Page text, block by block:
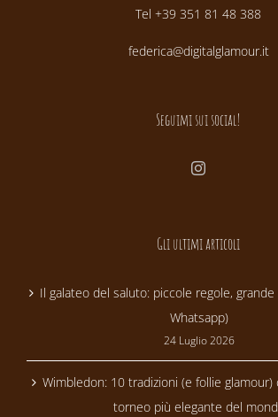
Tel +39 351 81 48 388
federica@digitalglamour.it
Seguimi sui social!
Gli ultimi articoli
Il galateo del saluto: piccole regole,
Whatsapp)
24 Luglio 2026
Wimbledon: 10 tradizioni (e follie
torneo più elegante del